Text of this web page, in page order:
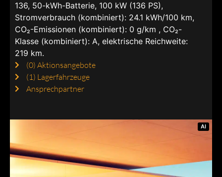
136, 50-kWh-Batterie, 100 kW (136 PS),
Stromverbrauch (kombiniert): 24.1 kWh/100 km,
CO₂-Emissionen (kombiniert): 0 g/km , CO₂-
Klasse (kombiniert): A, elektrische Reichweite:
219 km.
(0) Aktionsangebote
(1) Lagerfahrzeuge
Ansprechpartner
AI